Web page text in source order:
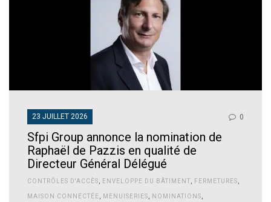
23 JUILLET 2026 0
Sfpi Group annonce la nomination de
Raphaël de Pazzis en qualité de
Directeur Général Délégué
CONTRÔLES D'ACCÈS ENVELOPPE DU BÂTIMENT FERMETURES
MAISON CONNECTÉE MENUISERIES NOMINATIONS